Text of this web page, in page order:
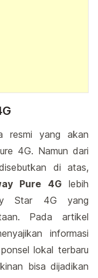
resmi yang akan
4G. Namun dari
di atas,
Pure 4Glebih
Star 4G yang
Pada artikel
informasi
lokal terbaru
bisa dijadikan